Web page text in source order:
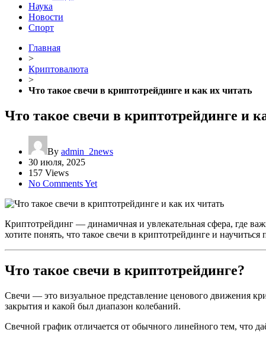
Наука
Новости
Спорт
Главная
>
Криптовалюта
>
Что такое свечи в криптотрейдинге и как их читать
Что такое свечи в криптотрейдинге и
By admin_2news
30 июля, 2025
157 Views
No Comments Yet
Криптотрейдинг — динамичная и увлекательная сфера, где
хотите понять, что такое свечи в криптотрейдинге и
Что такое свечи в криптотрейдинге?
Свечи — это визуальное представление ценового движения
закрытия и какой был диапазон колебаний.
Свечной график отличается от обычного линейного тем, что